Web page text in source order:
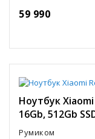
59 990
Ноутбук
16Gb, 512Gb
Румиком